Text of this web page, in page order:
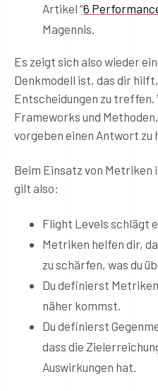
Artikel “6
Magennis.
Es zeigt sich also wieder
Denkmodell ist, das dir
Entscheidungen zu
Frameworks und
vorgeben einen Antwort zu
Beim Einsatz von Metriken
gilt also:
Flight Levels schlägt
Metriken helfen dir,
zu schärfen, was du
Du definierst
näher kommst.
Du definierst
dass die
Auswirkungen hat.